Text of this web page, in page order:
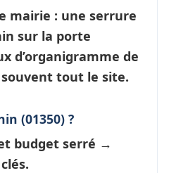
mairie : une serrure
sur la porte
d’organigramme de
tout le site.
(01350) ?
budget serré →
.